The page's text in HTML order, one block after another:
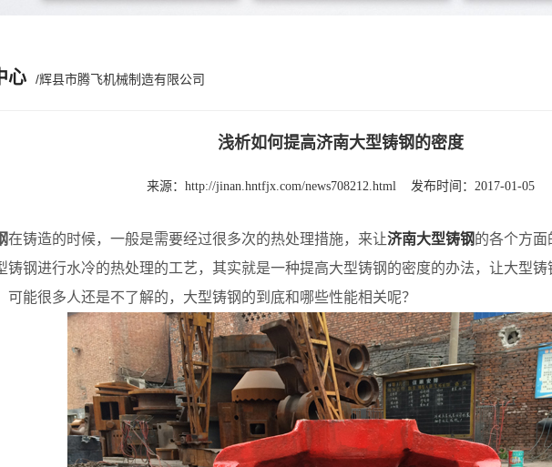
心 /辉县市腾飞机械制造有限公司
浅析如何提高济南大型铸钢的密度
来源： http://jinan.hntfjx.com/news708212.html 发布时间：2017-01-05
在铸造的时候，一般是需要经过很多次的热处理措施，来让济南大型铸钢的各个方面
铸钢进行水冷的热处理的工艺，其实就是一种提高大型铸钢的密度的办法，让大型铸
可能很多人还是不了解的，大型铸钢的到底和哪些性能相关呢？